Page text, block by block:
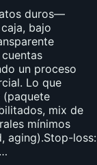
duros—
bajo
un proceso
Lo que
(paquete
mix de
mínimos
aging).Stop-loss: